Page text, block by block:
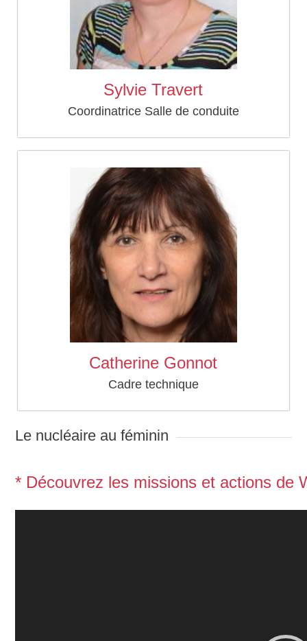
Sylvie Travert
Coordinatrice Salle de conduite
Catherine Gonnot
Cadre technique
Le nucléaire au féminin
* Découvrez les missions et actions de